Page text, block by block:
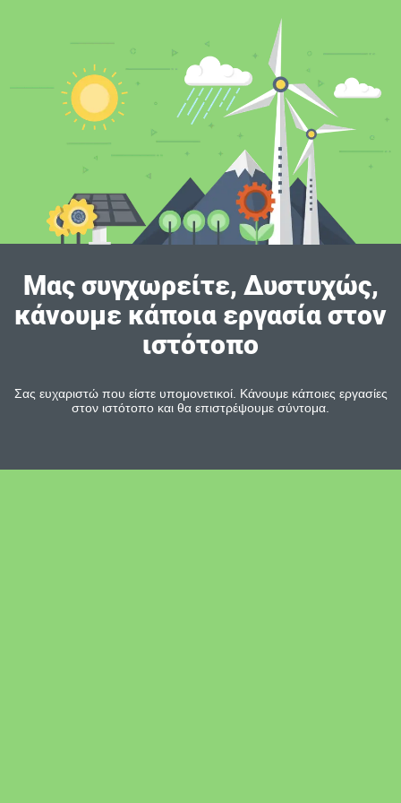
Μας συγχωρείτε, Δυστυχώς,
κάνουμε κάποια εργασία στον
ιστότοπο
Σας ευχαριστώ που είστε υπομονετικοί. Κάνουμε κάποιες εργασίες
στον ιστότοπο και θα επιστρέψουμε σύντομα.